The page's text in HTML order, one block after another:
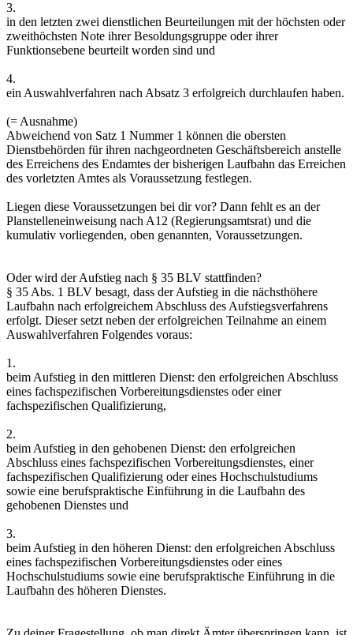
3.
in den letzten zwei dienstlichen Beurteilungen mit der höchsten oder
zweithöchsten Note ihrer Besoldungsgruppe oder ihrer
Funktionsebene beurteilt worden sind und
4.
ein Auswahlverfahren nach Absatz 3 erfolgreich durchlaufen haben.
(= Ausnahme)
Abweichend von Satz 1 Nummer 1 können die obersten
Dienstbehörden für ihren nachgeordneten Geschäftsbereich anstelle
des Erreichens des Endamtes der bisherigen Laufbahn das Erreichen
des vorletzten Amtes als Voraussetzung festlegen.
Liegen diese Voraussetzungen bei dir vor? Dann fehlt es an der
Planstelleneinweisung nach A12 (Regierungsamtsrat) und die
kumulativ vorliegenden, oben genannten, Voraussetzungen.
Oder wird der Aufstieg nach § 35 BLV stattfinden?
§ 35 Abs. 1 BLV besagt, dass der Aufstieg in die nächsthöhere
Laufbahn nach erfolgreichem Abschluss des Aufstiegsverfahrens
erfolgt. Dieser setzt neben der erfolgreichen Teilnahme an einem
Auswahlverfahren Folgendes voraus:
1.
beim Aufstieg in den mittleren Dienst: den erfolgreichen Abschluss
eines fachspezifischen Vorbereitungsdienstes oder einer
fachspezifischen Qualifizierung,
2.
beim Aufstieg in den gehobenen Dienst: den erfolgreichen
Abschluss eines fachspezifischen Vorbereitungsdienstes, einer
fachspezifischen Qualifizierung oder eines Hochschulstudiums
sowie eine berufspraktische Einführung in die Laufbahn des
gehobenen Dienstes und
3.
beim Aufstieg in den höheren Dienst: den erfolgreichen Abschluss
eines fachspezifischen Vorbereitungsdienstes oder eines
Hochschulstudiums sowie eine berufspraktische Einführung in die
Laufbahn des höheren Dienstes.